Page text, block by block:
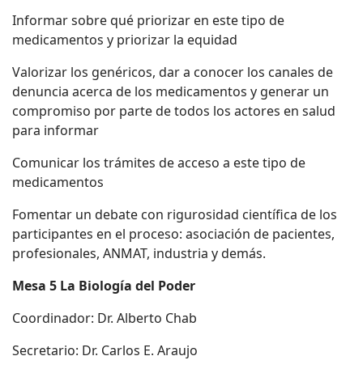
Informar sobre qué priorizar en este tipo de
medicamentos y priorizar la equidad
Valorizar los genéricos, dar a conocer los canales de
denuncia acerca de los medicamentos y generar un
compromiso por parte de todos los actores en salud
para informar
Comunicar los trámites de acceso a este tipo de
medicamentos
Fomentar un debate con rigurosidad científica de los
participantes en el proceso: asociación de pacientes,
profesionales, ANMAT, industria y demás.
Mesa 5 La Biología del Poder
Coordinador: Dr. Alberto Chab
Secretario: Dr. Carlos E. Araujo